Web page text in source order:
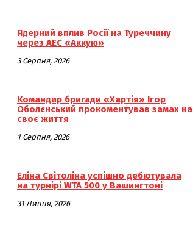
Ядерний вплив Росії на Туреччину
через АЕС «Аккую»
3 Серпня, 2026
Командир бригади «Хартія» Ігор
Оболєнський прокоментував замах на
своє життя
1 Серпня, 2026
Еліна Світоліна успішно дебютувала
на турнірі WTA 500 у Вашингтоні
31 Липня, 2026